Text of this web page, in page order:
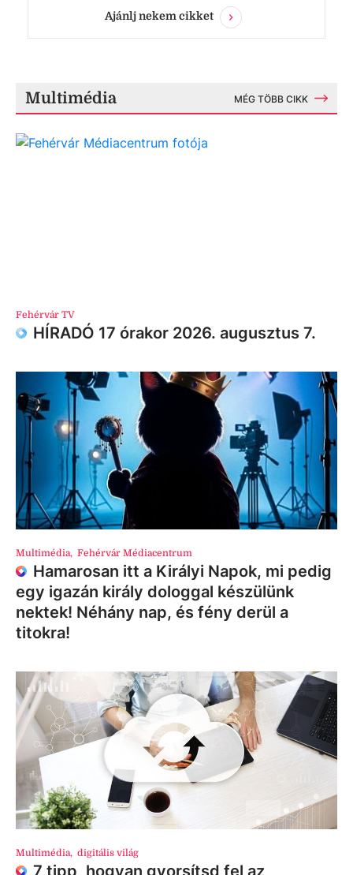
Ajánlj nekem cikket
Multimédia MÉG TÖBB CIKK
Fehérvár TV
HÍRADÓ 17 órakor 2026. augusztus 7.
Multimédia, Fehérvár Médiacentrum
Hamarosan itt a Királyi Napok, mi pedig
egy igazán király dologgal készülünk
nektek! Néhány nap, és fény derül a
titokra!
Multimédia, digitális világ
7 tipp, hogyan gyorsítsd fel az